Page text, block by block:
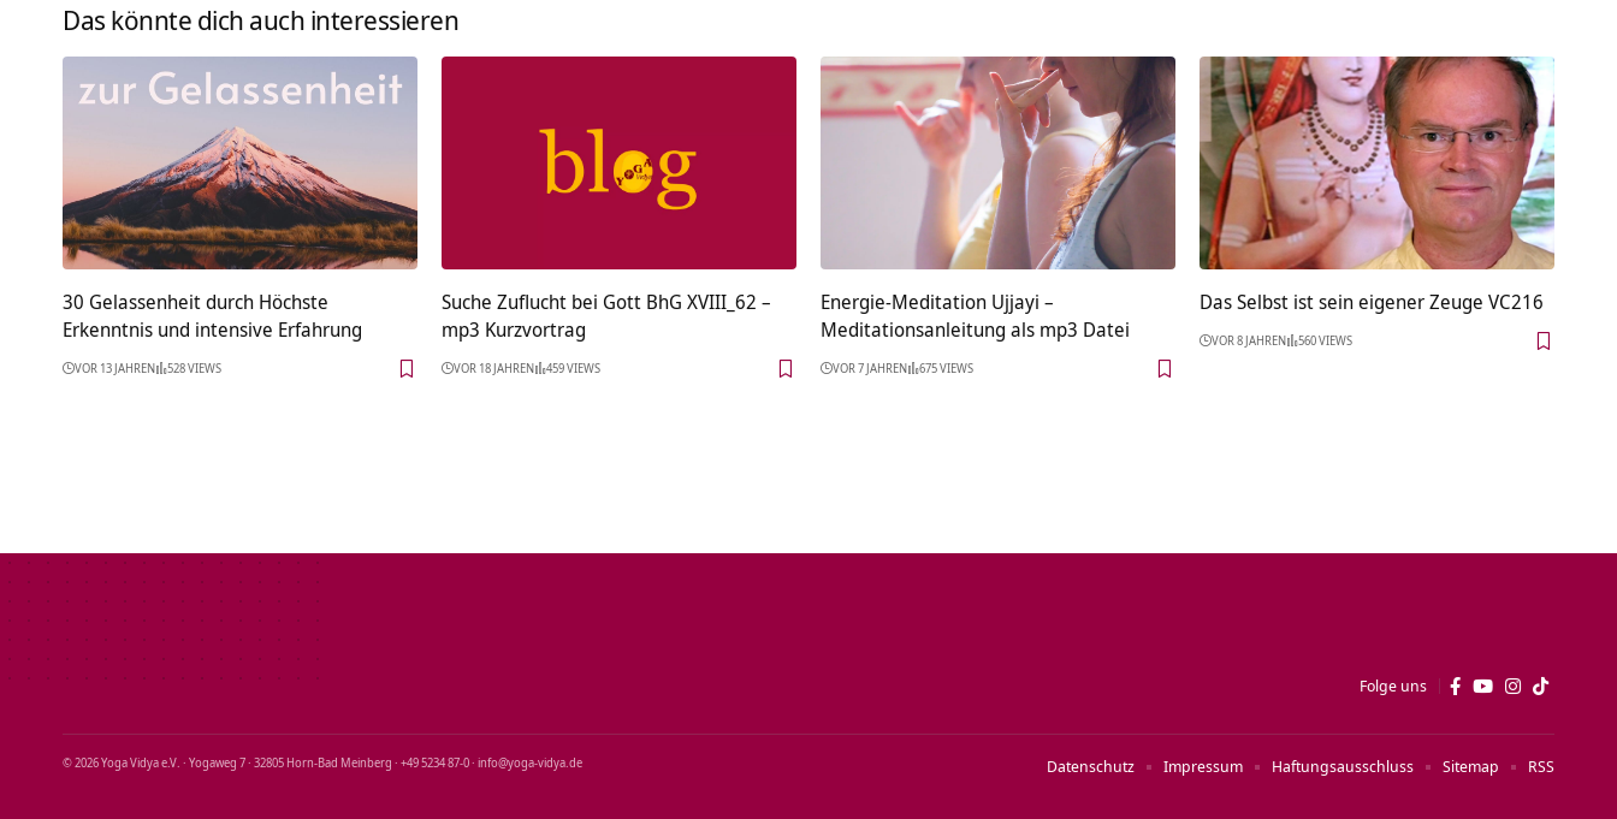
Das könnte dich auch interessieren
30 Gelassenheit durch Höchste
Erkenntnis und intensive Erfahrung
VOR 13 JAHREN 528 VIEWS
Suche Zuflucht bei Gott BhG XVIII_62 –
mp3 Kurzvortrag
VOR 18 JAHREN 459 VIEWS
Energie-Meditation Ujjayi –
Meditationsanleitung als mp3 Datei
VOR 7 JAHREN 675 VIEWS
Das Selbst ist sein eigener Zeuge VC216
VOR 8 JAHREN 560 VIEWS
Folge uns
© 2026 Yoga Vidya e.V. · Yogaweg 7 · 32805 Horn‑Bad Meinberg · +49 5234 87‑0 · info@yoga‑vidya.de Datenschutz Impressum Haftungsausschluss Sitemap RSS